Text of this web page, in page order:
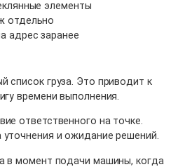
элементы
отдельно
адрес заранее
список груза. Это приводит к
времени выполнения.
ответственного на точке.
и ожидание решений.
в момент подачи машины, когда